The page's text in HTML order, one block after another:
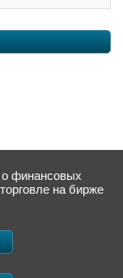
финансовых
на бирже